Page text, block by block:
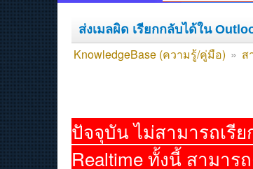
ส่งเมลผิด เรียกกลับได้ใน
KnowledgeBase (ความรู้/คู่มือ) » ส
ปัจจุบัน ไม่สามารถเรี
Realtime ทั้งนี้ สามาร